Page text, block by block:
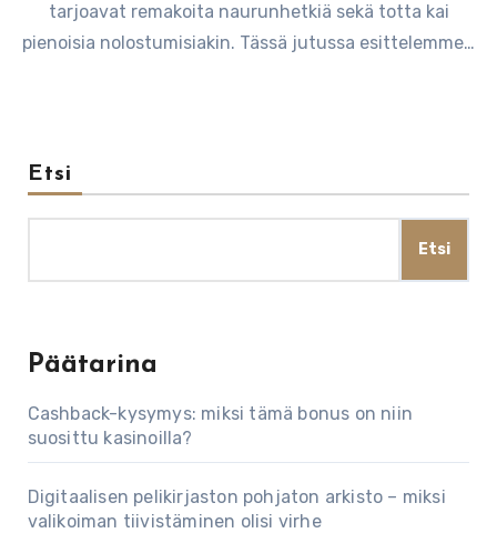
tarjoavat remakoita naurunhetkiä sekä totta kai
pienoisia nolostumisiakin. Tässä jutussa esittelemme…
Etsi
Etsi
Päätarina
Cashback-kysymys: miksi tämä bonus on niin
suosittu kasinoilla?
Digitaalisen pelikirjaston pohjaton arkisto – miksi
valikoiman tiivistäminen olisi virhe